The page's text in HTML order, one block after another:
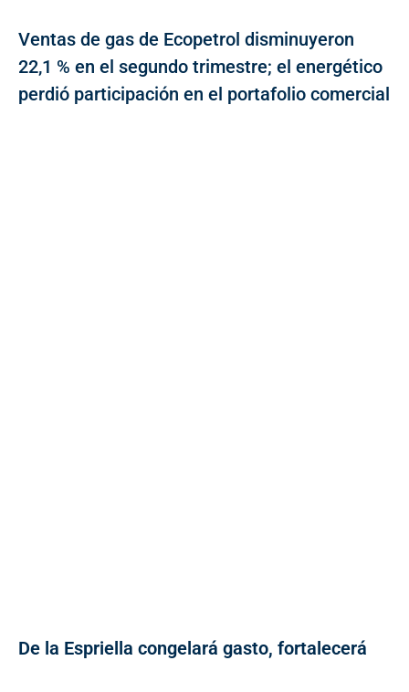
Ventas de gas de Ecopetrol disminuyeron
22,1 % en el segundo trimestre; el energético
perdió participación en el portafolio comercial
De la Espriella congelará gasto, fortalecerá